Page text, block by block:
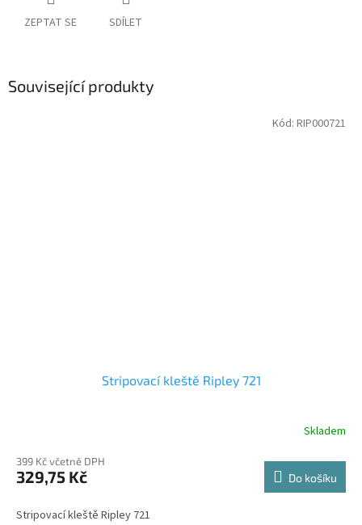
ZEPTAT SE SDÍLET
Související produkty
Stripovací kleště Ripley 721
Skladem
399 Kč včetně DPH
329,75 Kč Do košíku
Stripovací kleště Ripley 721
Kód: RIP000721